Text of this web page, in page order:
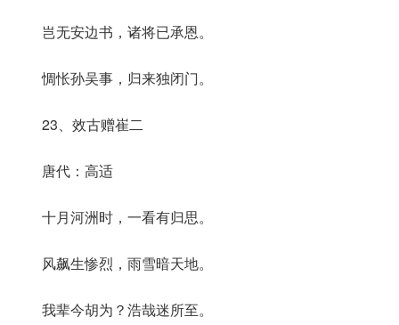
岂无安边书，诸将已承恩。
惆怅孙吴事，归来独闭门。
23、效古赠崔二
唐代：高适
十月河洲时，一看有归思。
风飙生惨烈，雨雪暗天地。
我辈今胡为？浩哉迷所至。